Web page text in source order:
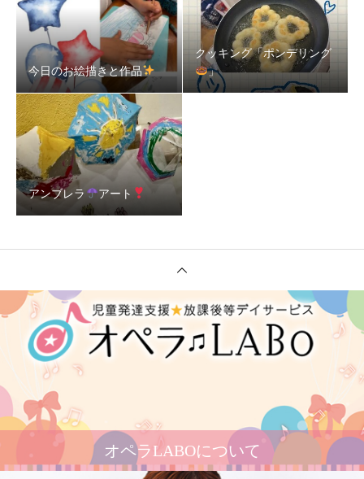
今日のお絵描きと作品
クッキング「ポンデリング
」
アンブレラ アート
オペラLABOについて